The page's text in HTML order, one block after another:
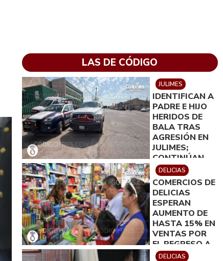
LAS DE CÓDIGO
JULIMES
IDENTIFICAN A
PADRE E HIJO
HERIDOS DE
BALA TRAS
AGRESIÓN EN
JULIMES;
CONTINÚAN
EN DELICIAS
DELICIAS
COMERCIOS DE
DELICIAS
ESPERAN
AUMENTO DE
HASTA 15% EN
VENTAS POR
EL REGRESO A
CLASES
DELICIAS